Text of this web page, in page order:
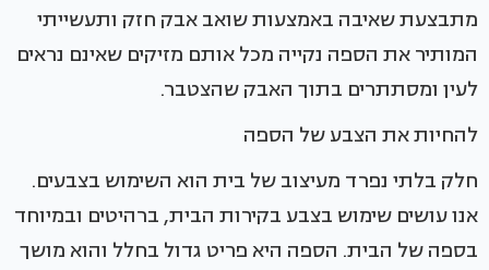
מתבצעת שאיבה באמצעות שואב אבק חזק ותעשייתי
המותיר את הספה נקייה מכל אותם מזיקים שאינם נראים
לעין ומסתתרים בתוך האבק שהצטבר.
להחיות את הצבע של הספה
חלק בלתי נפרד מעיצוב של בית הוא השימוש בצבעים.
אנו עושים שימוש בצבע בקירות הבית, ברהיטים ובמיוחד
בספה של הבית. הספה היא פריט גדול בחלל והוא מושך